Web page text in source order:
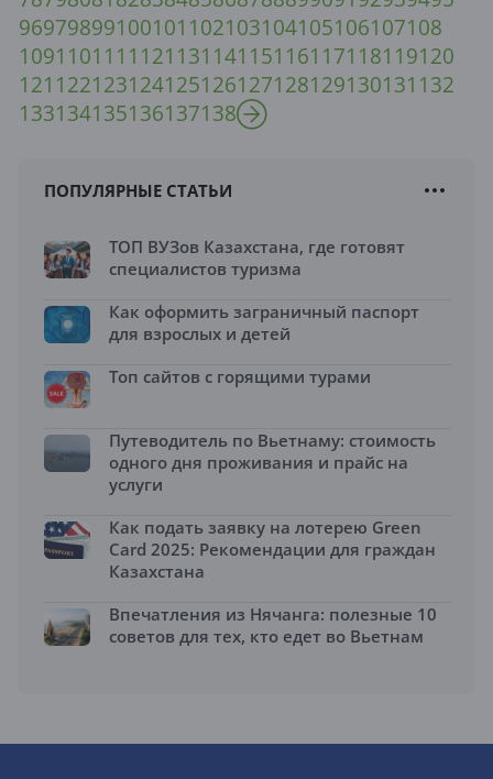
96979899100101 102103104105106107108
109110111 112113114115116117118119120
121 122123124125126127128129130131 132
133134135136137138
ПОПУЛЯРНЫЕ СТАТЬИ
ТОП ВУЗов Казахстана, где готовят
специалистов туризма
Как оформить заграничный паспорт
для взрослых и детей
Топ сайтов с горящими турами
Путеводитель по Вьетнаму: стоимость
одного дня проживания и прайс на
услуги
Как подать заявку на лотерею Green
Card 2025: Рекомендации для граждан
Казахстана
Впечатления из Нячанга: полезные 10
советов для тех, кто едет во Вьетнам